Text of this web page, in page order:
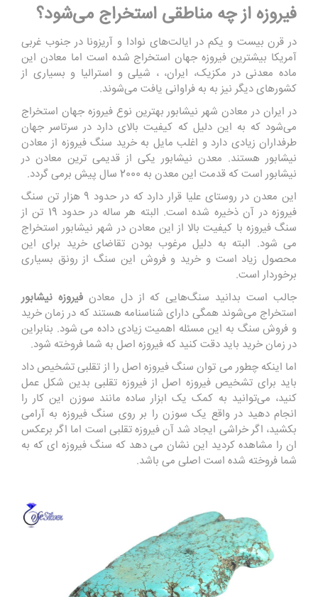
فیروزه از چه مناطقی استخراج می‌شود؟
در قرن بیست و یکم در ایالت‌های نوادا و آریزونا در جنوب غربی
آمریکا بیشترین فیروزه جهان استخراج شده است اما معادن این
ماده معدنی در مکزیک، ایران، ، شیلی و استرالیا و بسیاری از
کشورهای دیگر نیز به به فراوانی یافت می‌شوند.
در ایران در معادن شهر نیشابور بهترین نوع فیروزه جهان استخراج
می‌شود که به این دلیل که کیفیت بالای دارد در سرتاسر جهان
طرفداران زیادی دارد و اغلب مایل به خرید سنگ فیروزه از معادن
نیشابور هستند. معدن نیشابور یکی از قدیمی ترین معادن در
نیشابور است که قدمت این معدن به 2000 سال پیش برمی گردد.
این معدن در روستای علیا قرار دارد که در حدود 9 هزار تن سنگ
فیروزه در آن ذخیره شده است. البته هر ساله در حدود 19 تن از
سنگ فیروزه با کیفیت بالا از این معادن در شهر نیشابور استخراج
می شود. البته به دلیل مرغوب بودن تقاضای خرید برای این
محصول زیاد است و خرید و فروش این سنگ از رونق بسیاری
برخوردار است.
جالب است بدانید سنگ‌هایی که از دل معادن فیروزه نیشابور
استخراج می‌شوند همگی دارای شناسنامه هستند که در زمان خرید
و فروش سنگ به این مسئله اهمیت زیادی داده می شود. بنابراین
در زمان خرید باید دقت کنید که فیروزه اصل به شما فروخته شود.
اما اینکه چطور می توان سنگ فیروزه اصل را از تقلبی تشخیص داد
باید برای تشخیص فیروزه اصل از فیروزه تقلبی بدین شکل عمل
کنید، می‌توانید به کمک یک ابزار ساده مانند سوزن این کار را
انجام دهید در واقع یک سوزن را بر روی سنگ فیروزه به آرامی
بکشید، اگر خراشی ایجاد شد آن فیروزه تقلبی است اما اگر برعکس
ان را مشاهده کردید این نشان می دهد که سنگ فیروزه ای که به
شما فروخته شده است اصلی می باشد.